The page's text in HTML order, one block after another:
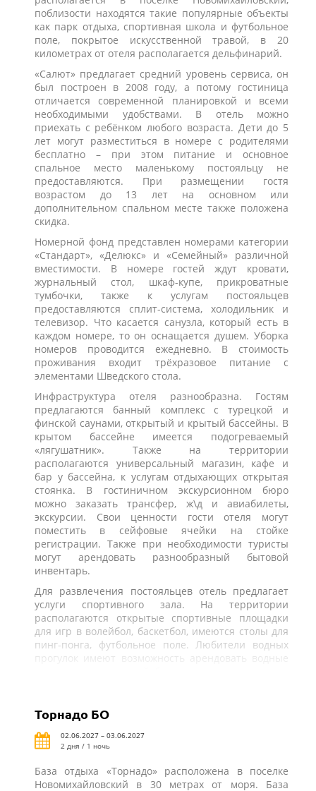
поблизости находятся такие популярные объекты
как парк отдыха, спортивная школа и футбольное
поле, покрытое искусственной травой, в 20
километрах от отеля располагается дельфинарий.
«Салют» предлагает средний уровень сервиса, он
был построен в 2008 году, а потому гостиница
отличается современной планировкой и всеми
необходимыми удобствами. В отель можно
приехать с ребёнком любого возраста. Дети до 5
лет могут разместиться в номере с родителями
бесплатно – при этом питание и основное
спальное место маленькому постояльцу не
предоставляются. При размещении гостя
возрастом до 13 лет на основном или
дополнительном спальном месте также положена
скидка.
Номерной фонд представлен номерами категории
«Стандарт», «Делюкс» и «Семейный» различной
вместимости. В номере гостей ждут кровати,
журнальный стол, шкаф-купе, прикроватные
тумбочки, также к услугам постояльцев
предоставляются сплит-система, холодильник и
телевизор. Что касается санузла, который есть в
каждом номере, то он оснащается душем. Уборка
номеров проводится ежедневно. В стоимость
проживания входит трёхразовое питание с
элементами Шведского стола.
Инфраструктура отеля разнообразна. Гостям
предлагаются банный комплекс с турецкой и
финской саунами, открытый и крытый бассейны. В
крытом бассейне имеется подогреваемый
«лягушатник». Также на территории
располагаются универсальный магазин, кафе и
бар у бассейна, к услугам отдыхающих открытая
стоянка. В гостиничном экскурсионном бюро
можно заказать трансфер, ж\д и авиабилеты,
экскурсии. Свои ценности гости отеля могут
поместить в сейфовые ячейки на стойке
регистрации. Также при необходимости туристы
могут арендовать разнообразный бытовой
инвентарь.
Для развлечения постояльцев отель предлагает
услуги спортивного зала. На территории
располагаются открытые спортивные площадки
для игр в волейбол, баскетбол, имеются столы для
пинг-понга, футбольное поле. Любители водных
прогулок имеют возможность арендовать водные
Торнадо БО
02.06.2027 – 03.06.2027
2 дня / 1 ночь
База отдыха «Торнадо» расположена в поселке
Новомихайловский в 30 метрах от моря. База